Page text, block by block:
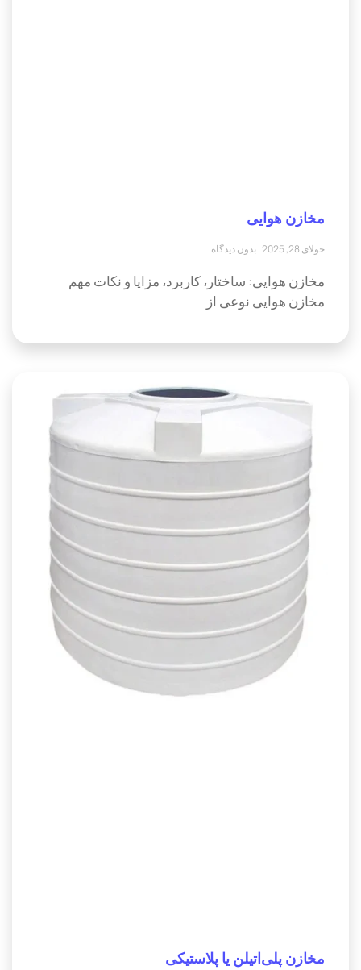
مخازن هوایی
جولای 28, 2025 بدون دیدگاه
مخازن هوایی: ساختار، کاربرد، مزایا و نکات مهم
مخازن هوایی نوعی از
مخازن پلی‌اتیلن یا پلاستیکی